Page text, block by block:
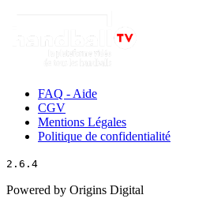
FAQ - Aide
CGV
Mentions Légales
Politique de confidentialité
2.6.4
Powered by Origins Digital